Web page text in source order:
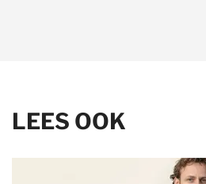
LEES OOK